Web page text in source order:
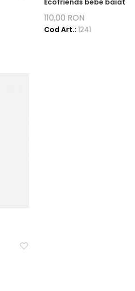
110,00 RON
Cod Art.: 1241